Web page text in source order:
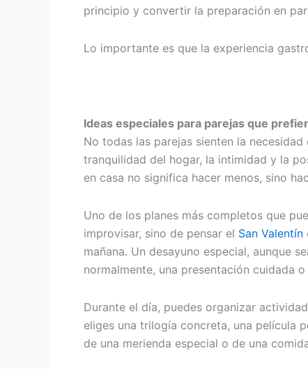
principio y convertir la preparación en
Lo importante es que la experiencia
Ideas especiales para parejas que
No todas las parejas sienten la
tranquilidad del hogar, la intimidad y la
en casa no significa hacer menos, sino
Uno de los planes más completos que
improvisar, sino de pensar el San Valentín
mañana. Un desayuno especial, aunque
normalmente, una presentación cuidada
Durante el día, puedes organizar
eliges una trilogía concreta, una película
de una merienda especial o de una